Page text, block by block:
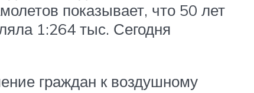
показывает, что 50 лет
1:264 тыс. Сегодня
граждан к воздушному